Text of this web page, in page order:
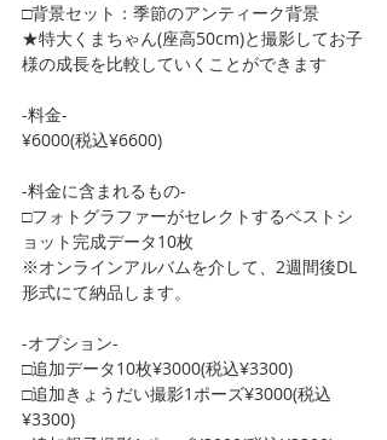
□背景セット：季節のアンティーク背景
★特大くまちゃん(座高50cm)と撮影してお子
様の成長を比較していくことができます
-料金-
¥6000(税込¥6600)
-料金に含まれるもの-
□フォトグラファーがセレクトするベストシ
ョット完成データ10枚
※オンラインアルバムを介して、2週間後DL
形式にて納品します。
-オプション-
□追加データ10枚¥3000(税込¥3300)
□追加きょうだい撮影1ポーズ¥3000(税込
¥3300)